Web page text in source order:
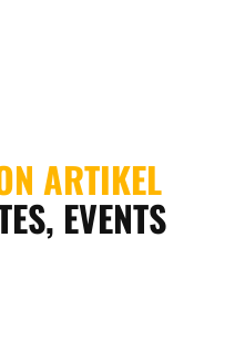
ARTIKEL
EVENTS